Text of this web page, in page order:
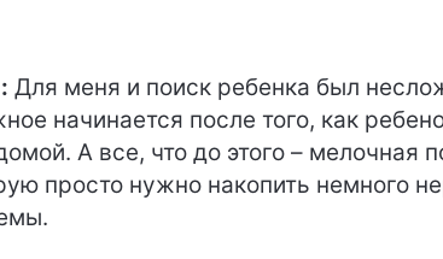
Для меня и поиск ребенка был
начинается после того, как
А все, что до этого – мелочная
просто нужно накопить немного